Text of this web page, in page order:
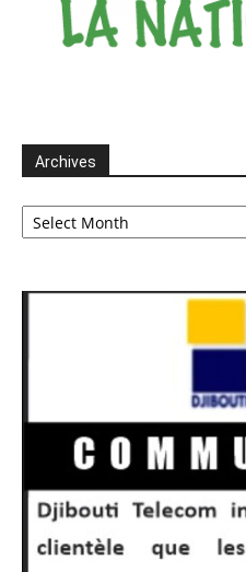
Archives
Archives